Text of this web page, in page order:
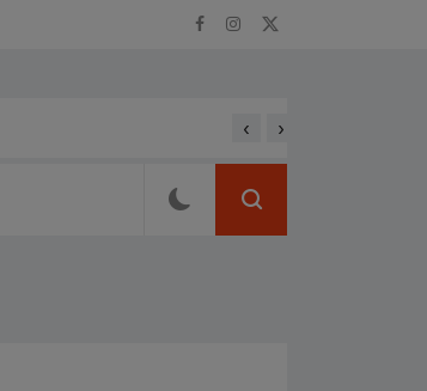
Guillermo Tepper en Ahí
‹ ›